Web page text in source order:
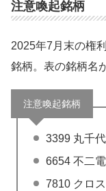
注意喚起銘柄
2025年7月末の権
銘柄。表の銘柄名
注意喚起銘柄
3399 丸千
6654 不二
7810 クロ